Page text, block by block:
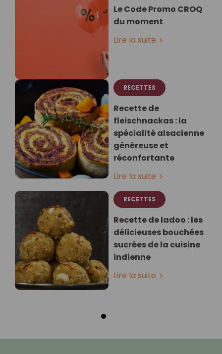
Le Code Promo CROQ
du moment
Lire la suite
RECETTES
Recette de
fleischnackas : la
spécialité alsacienne
généreuse et
réconfortante
Lire la suite
RECETTES
Recette de ladoo : les
délicieuses bouchées
sucrées de la cuisine
indienne
Lire la suite